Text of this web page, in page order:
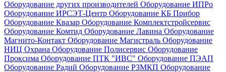
Оборудование других производителей Оборудование ИПРо
Оборудование ИРСЭТ-Центр Оборудование КБ Прибор
Оборудование Квазар Оборудование Комплектстройсервис
Оборудование Комтид Оборудование Лавина Оборудование
Магнито-Контакт Оборудование Магистраль Оборудование
НИЦ Охрана Оборудование Полисервис Оборудование
Проксима Оборудование ПТК "ИВС" Оборудование ПЭАП
Оборудование Радий Оборудование РЗМКП Оборудование